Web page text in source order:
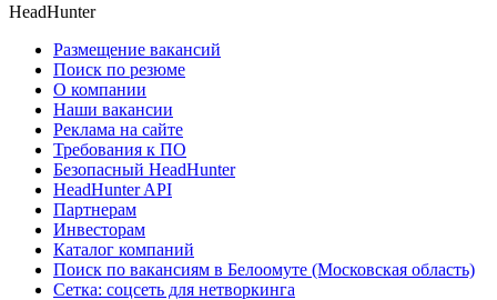
HeadHunter
Размещение вакансий
Поиск по резюме
О компании
Наши вакансии
Реклама на сайте
Требования к ПО
Безопасный HeadHunter
HeadHunter API
Партнерам
Инвесторам
Каталог компаний
Поиск по вакансиям в Белоомуте (Московская область)
Сетка: соцсеть для нетворкинга